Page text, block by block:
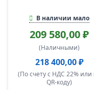
В наличии мало
209 580,00 ₽
(Наличными)
218 400,00 ₽
(По счету с НДС 22% или
QR-коду)